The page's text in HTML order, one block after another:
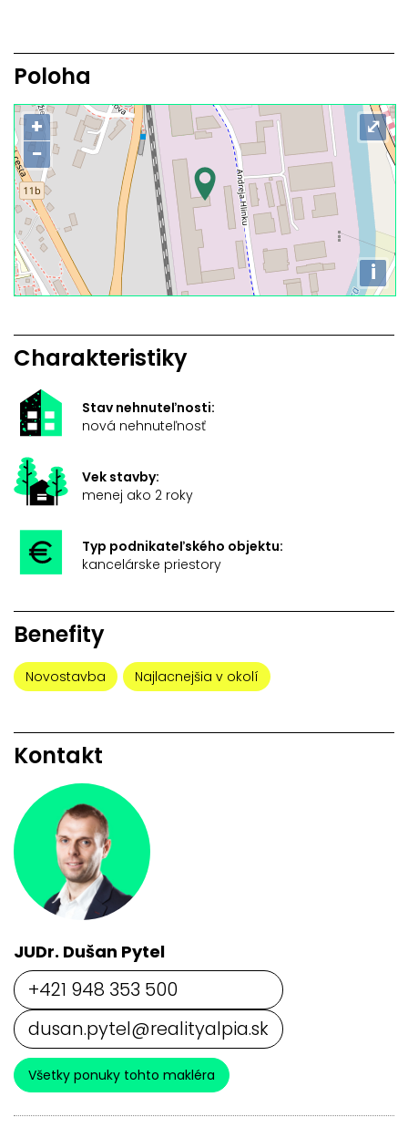
Poloha
+
−
i
⤢
Charakteristiky
Stav nehnuteľnosti:
nová nehnuteľnosť
Vek stavby:
menej ako 2 roky
Typ podnikateľského objektu:
kancelárske priestory
Benefity
Novostavba Najlacnejšia v okolí
Kontakt
JUDr. Dušan Pytel
+421 948 353 500
dusan.pytel@realityalpia.sk
Všetky ponuky tohto makléra